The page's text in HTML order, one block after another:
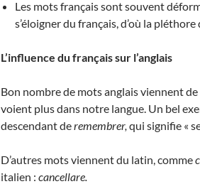
Les mots français sont souvent
s’éloigner du français, d’où la
L’influence du français sur l’anglais
Bon nombre de mots anglais viennent de
voient plus dans notre langue. Un bel
descendant deremembrer, qui signifie «
D’autres mots viennent du latin, comme
italien : cancellare.